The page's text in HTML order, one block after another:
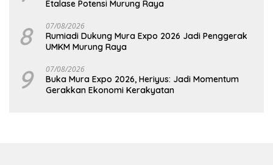
Etalase Potensi Murung Raya
8 07/08/2026
Rumiadi Dukung Mura Expo 2026 Jadi Penggerak
UMKM Murung Raya
9 07/08/2026
Buka Mura Expo 2026, Heriyus: Jadi Momentum
Gerakkan Ekonomi Kerakyatan